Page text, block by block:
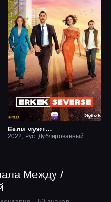
Если мужчина влюблен
2022, Рус. Дублированный
Между /